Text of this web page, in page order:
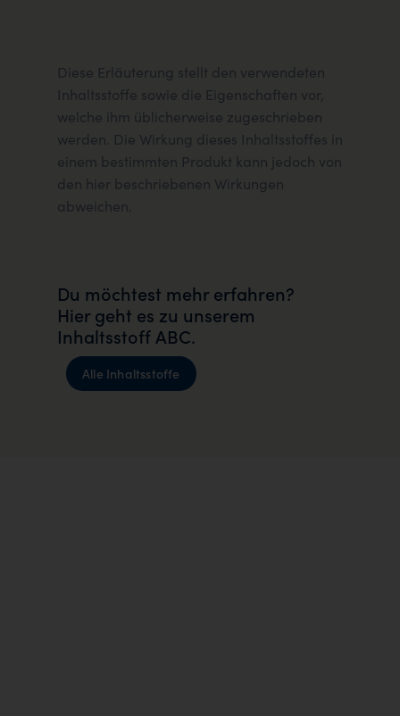
Diese Erläuterung stellt den verwendeten
Inhaltsstoffe sowie die Eigenschaften vor,
welche ihm üblicherweise zugeschrieben
werden. Die Wirkung dieses Inhaltsstoffes in
einem bestimmten Produkt kann jedoch von
den hier beschriebenen Wirkungen
abweichen.
Du möchtest mehr erfahren?
Hier geht es zu unserem
Inhaltsstoff ABC.
Alle Inhaltsstoffe